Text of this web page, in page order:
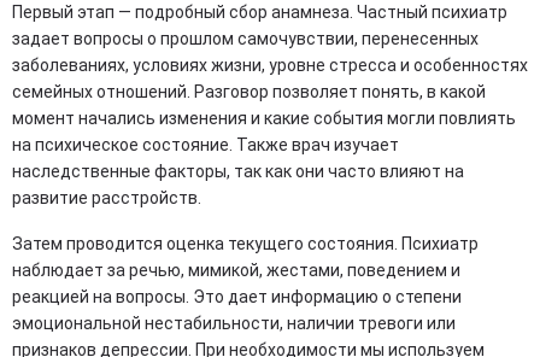
Первый этап — подробный сбор анамнеза. Частный психиатр
задает вопросы о прошлом самочувствии, перенесенных
заболеваниях, условиях жизни, уровне стресса и особенностях
семейных отношений. Разговор позволяет понять, в какой
момент начались изменения и какие события могли повлиять
на психическое состояние. Также врач изучает
наследственные факторы, так как они часто влияют на
развитие расстройств.
Затем проводится оценка текущего состояния. Психиатр
наблюдает за речью, мимикой, жестами, поведением и
реакцией на вопросы. Это дает информацию о степени
эмоциональной нестабильности, наличии тревоги или
признаков депрессии. При необходимости мы используем